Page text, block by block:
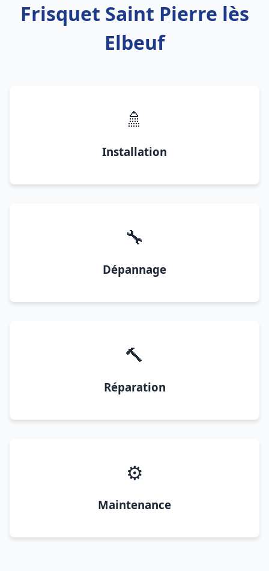
Frisquet Saint Pierre lès
Elbeuf
🚿
Installation
🔧
Dépannage
🔨
Réparation
⚙️
Maintenance